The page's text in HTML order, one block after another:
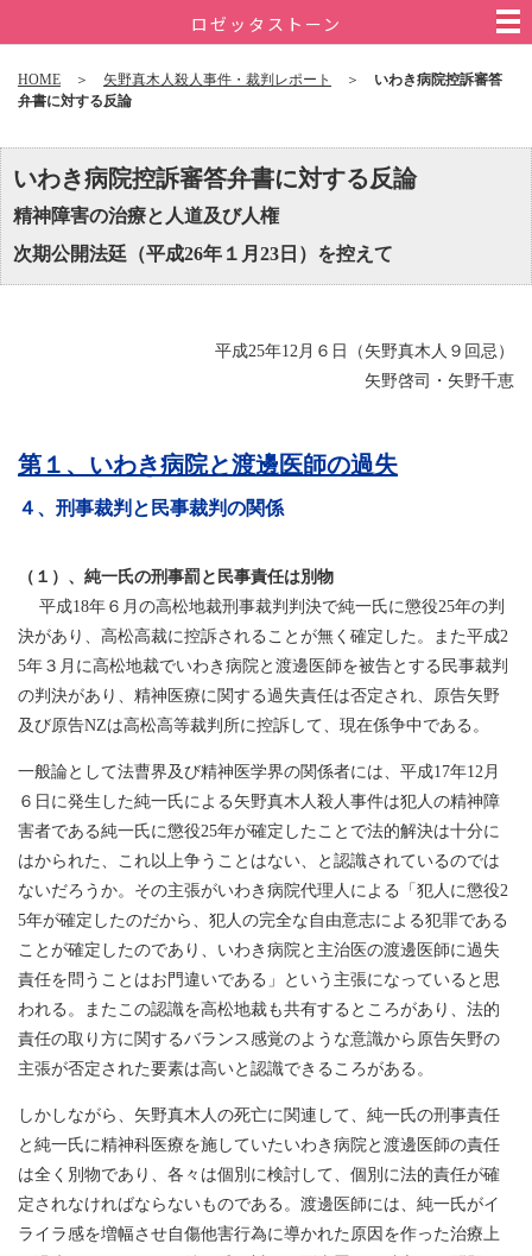
ロゼッタストーン
HOME ＞ 矢野真木人殺人事件・裁判レポート ＞ いわき病院控訴審答
弁書に対する反論
いわき病院控訴審答弁書に対する反論
精神障害の治療と人道及び人権
次期公開法廷（平成26年１月23日）を控えて
平成25年12月６日（矢野真木人９回忌）
矢野啓司・矢野千恵
第１、いわき病院と渡邊医師の過失
４、刑事裁判と民事裁判の関係
（１）、純一氏の刑事罰と民事責任は別物
平成18年６月の高松地裁刑事裁判判決で純一氏に懲役25年の判
決があり、高松高裁に控訴されることが無く確定した。また平成2
5年３月に高松地裁でいわき病院と渡邊医師を被告とする民事裁判
の判決があり、精神医療に関する過失責任は否定され、原告矢野
及び原告NZは高松高等裁判所に控訴して、現在係争中である。
一般論として法曹界及び精神医学界の関係者には、平成17年12月
６日に発生した純一氏による矢野真木人殺人事件は犯人の精神障
害者である純一氏に懲役25年が確定したことで法的解決は十分に
はかられた、これ以上争うことはない、と認識されているのでは
ないだろうか。その主張がいわき病院代理人による「犯人に懲役2
5年が確定したのだから、犯人の完全な自由意志による犯罪である
ことが確定したのであり、いわき病院と主治医の渡邊医師に過失
責任を問うことはお門違いである」という主張になっていると思
われる。またこの認識を高松地裁も共有するところがあり、法的
責任の取り方に関するバランス感覚のような意識から原告矢野の
主張が否定された要素は高いと認識できるころがある。
しかしながら、矢野真木人の死亡に関連して、純一氏の刑事責任
と純一氏に精神科医療を施していたいわき病院と渡邊医師の責任
は全く別物であり、各々は個別に検討して、個別に法的責任が確
定されなければならないものである。渡邊医師には、純一氏がイ
ライラ感を増幅させ自傷他害行為に導かれた原因を作った治療上